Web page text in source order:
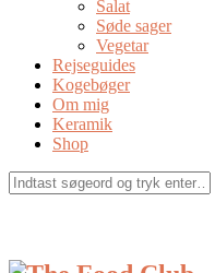
Salat
Søde sager
Vegetar
Rejseguides
Kogebøger
Om mig
Keramik
Shop